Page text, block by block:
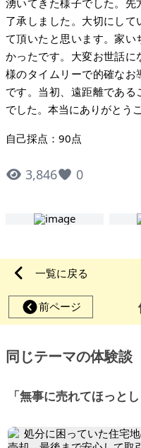
湧いてきた様子でした。先
了承しました。大切にし
て頂いたと思います。家い
かったです。大変お世話
様のタイムリーで的確なお
です。当初、遠距離であ
でした。本当にありがとう
自己採点：90点
3,846 0
一覧に戻る
前ページ
同じテーマの体験談
「無事に売れてほっとし